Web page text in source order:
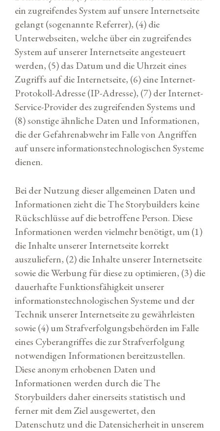
ein zugreifendes System auf unsere Internetseite
gelangt (sogenannte Referrer), (4) die
Unterwebseiten, welche über ein zugreifendes
System auf unserer Internetseite angesteuert
werden, (5) das Datum und die Uhrzeit eines
Zugriffs auf die Internetseite, (6) eine Internet-
Protokoll-Adresse (IP-Adresse), (7) der Internet-
Service-Provider des zugreifenden Systems und
(8) sonstige ähnliche Daten und Informationen,
die der Gefahrenabwehr im Falle von Angriffen
auf unsere informationstechnologischen Systeme
dienen.
Bei der Nutzung dieser allgemeinen Daten und
Informationen zieht die The Storybuilders keine
Rückschlüsse auf die betroffene Person. Diese
Informationen werden vielmehr benötigt, um (1)
die Inhalte unserer Internetseite korrekt
auszuliefern, (2) die Inhalte unserer Internetseite
sowie die Werbung für diese zu optimieren, (3) die
dauerhafte Funktionsfähigkeit unserer
informationstechnologischen Systeme und der
Technik unserer Internetseite zu gewährleisten
sowie (4) um Strafverfolgungsbehörden im Falle
eines Cyberangriffes die zur Strafverfolgung
notwendigen Informationen bereitzustellen.
Diese anonym erhobenen Daten und
Informationen werden durch die The
Storybuilders daher einerseits statistisch und
ferner mit dem Ziel ausgewertet, den
Datenschutz und die Datensicherheit in unserem